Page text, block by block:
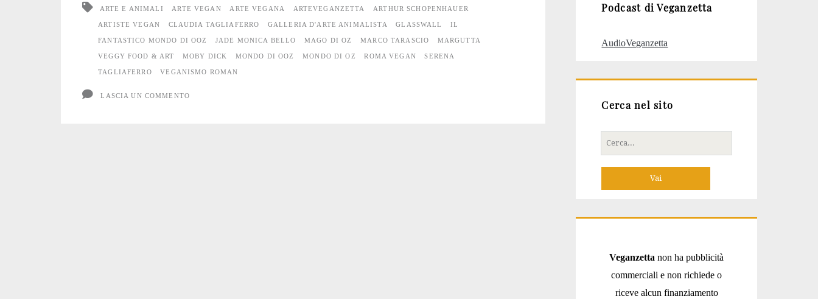
OoZ:
mostra
d’arte
a
ARTE E ANIMALI ARTE VEGAN ARTE VEGANA ARTEVEGANZETTA ARTHUR SCHOPENHAUER
ARTISTE VEGAN CLAUDIA TAGLIAFERRO GALLERIA D'ARTE ANIMALISTA GLASSWALL IL
FANTASTICO MONDO DI OOZ JADE MONICA BELLO MAGO DI OZ MARCO TARASCIO MARGUTTA
VEGGY FOOD & ART MOBY DICK MONDO DI OOZ MONDO DI OZ ROMA VEGAN SERENA
TAGLIAFERRO VEGANISMO ROMAN
LASCIA UN COMMENTO
Podcast di Veganzetta
AudioVeganzetta
Cerca nel sito
Cerca
per:
Veganzetta non ha pubblicità
commerciali e non richiede o
riceve alcun finanziamento